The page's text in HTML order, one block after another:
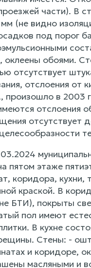
части). В
(не видно
под порог
обоями.
отсутствует
отслоения от
в 2003
отслоения
отсутствует
пятом этаже
коридора,
краской. В
БТИ), покрыты
пол имеют
В кухне
Стены: -
и коридоре,
масляными и